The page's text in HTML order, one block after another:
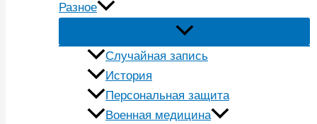
Разное
Случайная запись
История
Персональная защита
Военная медицина